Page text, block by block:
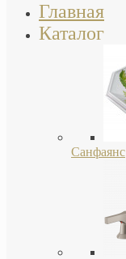
Главная
Каталог
Санфаянс